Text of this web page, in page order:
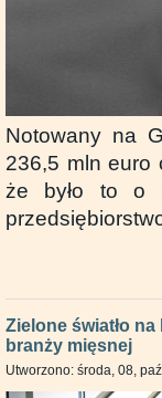
Notowany na
236,5 mln euro
że było to o
Zielone światło
branży mięsnej
Utworzono: środa, 08,